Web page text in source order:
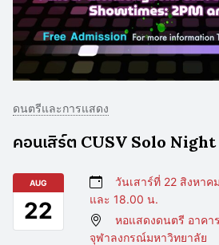
ดนตรีและการแสดง
คอนเสิร์ต CUSV Solo
AUG
22
วันเสาร์ที่ 22 สิงหาค
และ 18.00 น.
หอแสดงดนตรี อาค
จุฬาลงกรณ์มหาวิทยาลัย